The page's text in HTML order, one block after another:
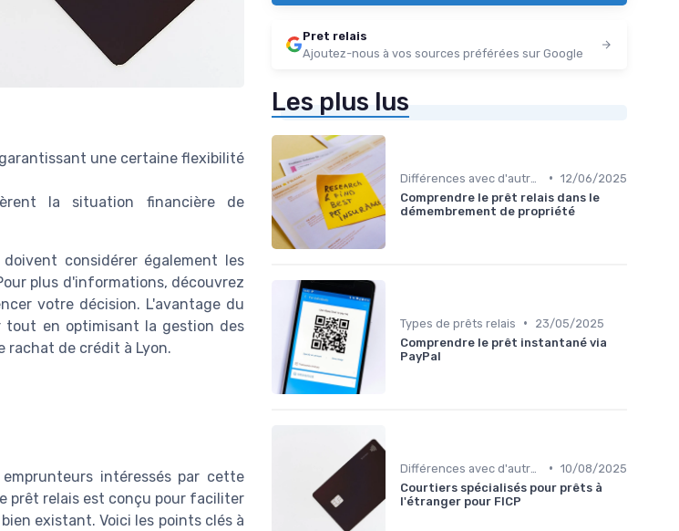
une certaine flexibilité
la situation financière de
considérer également les
plus d'informations, découvrez
votre décision. L'avantage du
tout en optimisant la gestion des
rachat de crédit à Lyon.
intéressés par cette
prêt relais est conçu pour faciliter
existant. Voici les points clés à
Pret relais
Ajoutez-nous à vos sources préférées sur Google
Les plus lus
• 12/06/2025
Comprendre le prêt relais dans le
démembrement de propriété
Types de prêts relais •
23/05/2025
Comprendre le prêt instantané via
PayPal
• 10/08/2025
Courtiers spécialisés pour prêts à
l'étranger pour FICP